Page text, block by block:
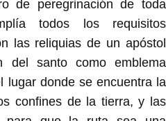
de peregrinación de toda
todos los requisitos
las reliquias de un apóstol
del santo como emblema
lugar donde se encuentra la
confines de la tierra, y las